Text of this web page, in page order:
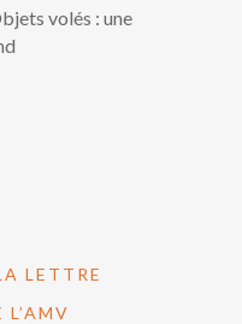
volés : une
LETTRE